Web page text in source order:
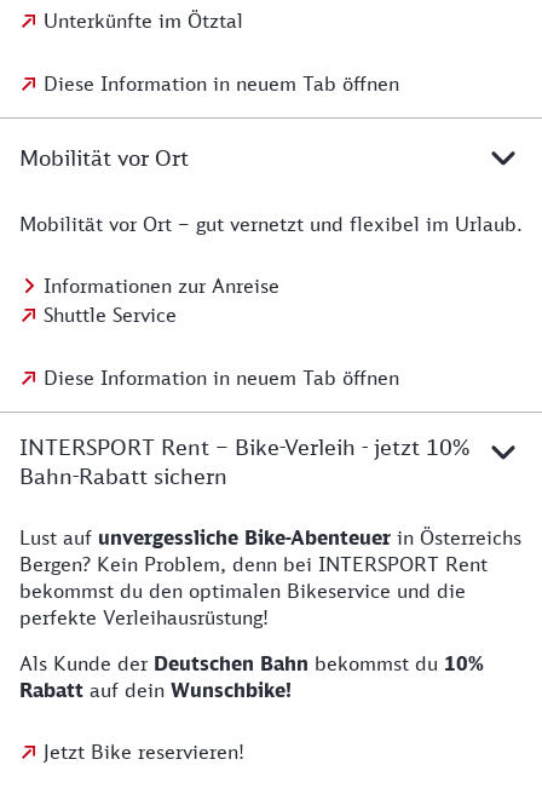
Unterkünfte im Ötztal
Diese Information in neuem Tab öffnen
Mobilität vor Ort
Mobilität vor Ort – gut vernetzt und flexibel im Urlaub.
Informationen zur Anreise
Shuttle Service
Diese Information in neuem Tab öffnen
INTERSPORT Rent – Bike-Verleih - jetzt 10%
Bahn-Rabatt sichern
Lust auf unvergessliche Bike-Abenteuer in Österreichs
Bergen? Kein Problem, denn bei INTERSPORT Rent
bekommst du den optimalen Bikeservice und die
perfekte Verleihausrüstung!
Als Kunde der Deutschen Bahn bekommst du 10%
Rabatt auf dein Wunschbike!
Jetzt Bike reservieren!